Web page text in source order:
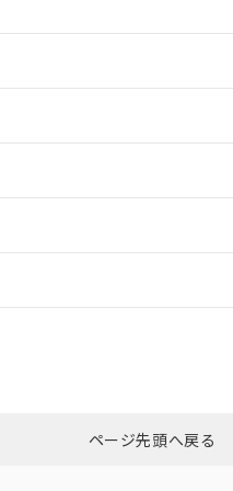
ドはこちらページ先頭へ戻る